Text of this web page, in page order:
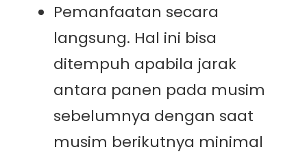
Pemanfaatan secara
langsung. Hal ini bisa
ditempuh apabila jarak
antara panen pada musim
sebelumnya dengan saat
musim berikutnya minimal